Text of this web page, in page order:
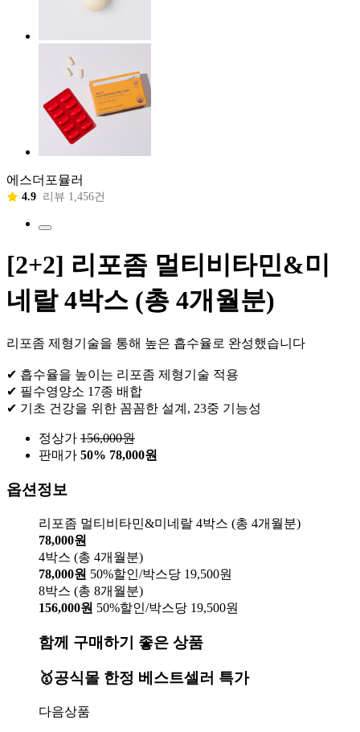
에스더포뮬러
4.9 리뷰 1,456건
[2+2] 리포좀 멀티비타민&미
네랄 4박스 (총 4개월분)
리포좀 제형기술을 통해 높은 흡수율로 완성했습니다
✔ 흡수율을 높이는 리포좀 제형기술 적용
✔ 필수영양소 17종 배합
✔ 기초 건강을 위한 꼼꼼한 설계, 23중 기능성
정상가 156,000원
판매가 50% 78,000원
옵션정보
리포좀 멀티비타민&미네랄 4박스 (총 4개월분)
78,000원
4박스 (총 4개월분)
78,000원 50%할인/박스당 19,500원
8박스 (총 8개월분)
156,000원 50%할인/박스당 19,500원
함께 구매하기 좋은 상품
🥇공식몰 한정 베스트셀러 특가
다음상품